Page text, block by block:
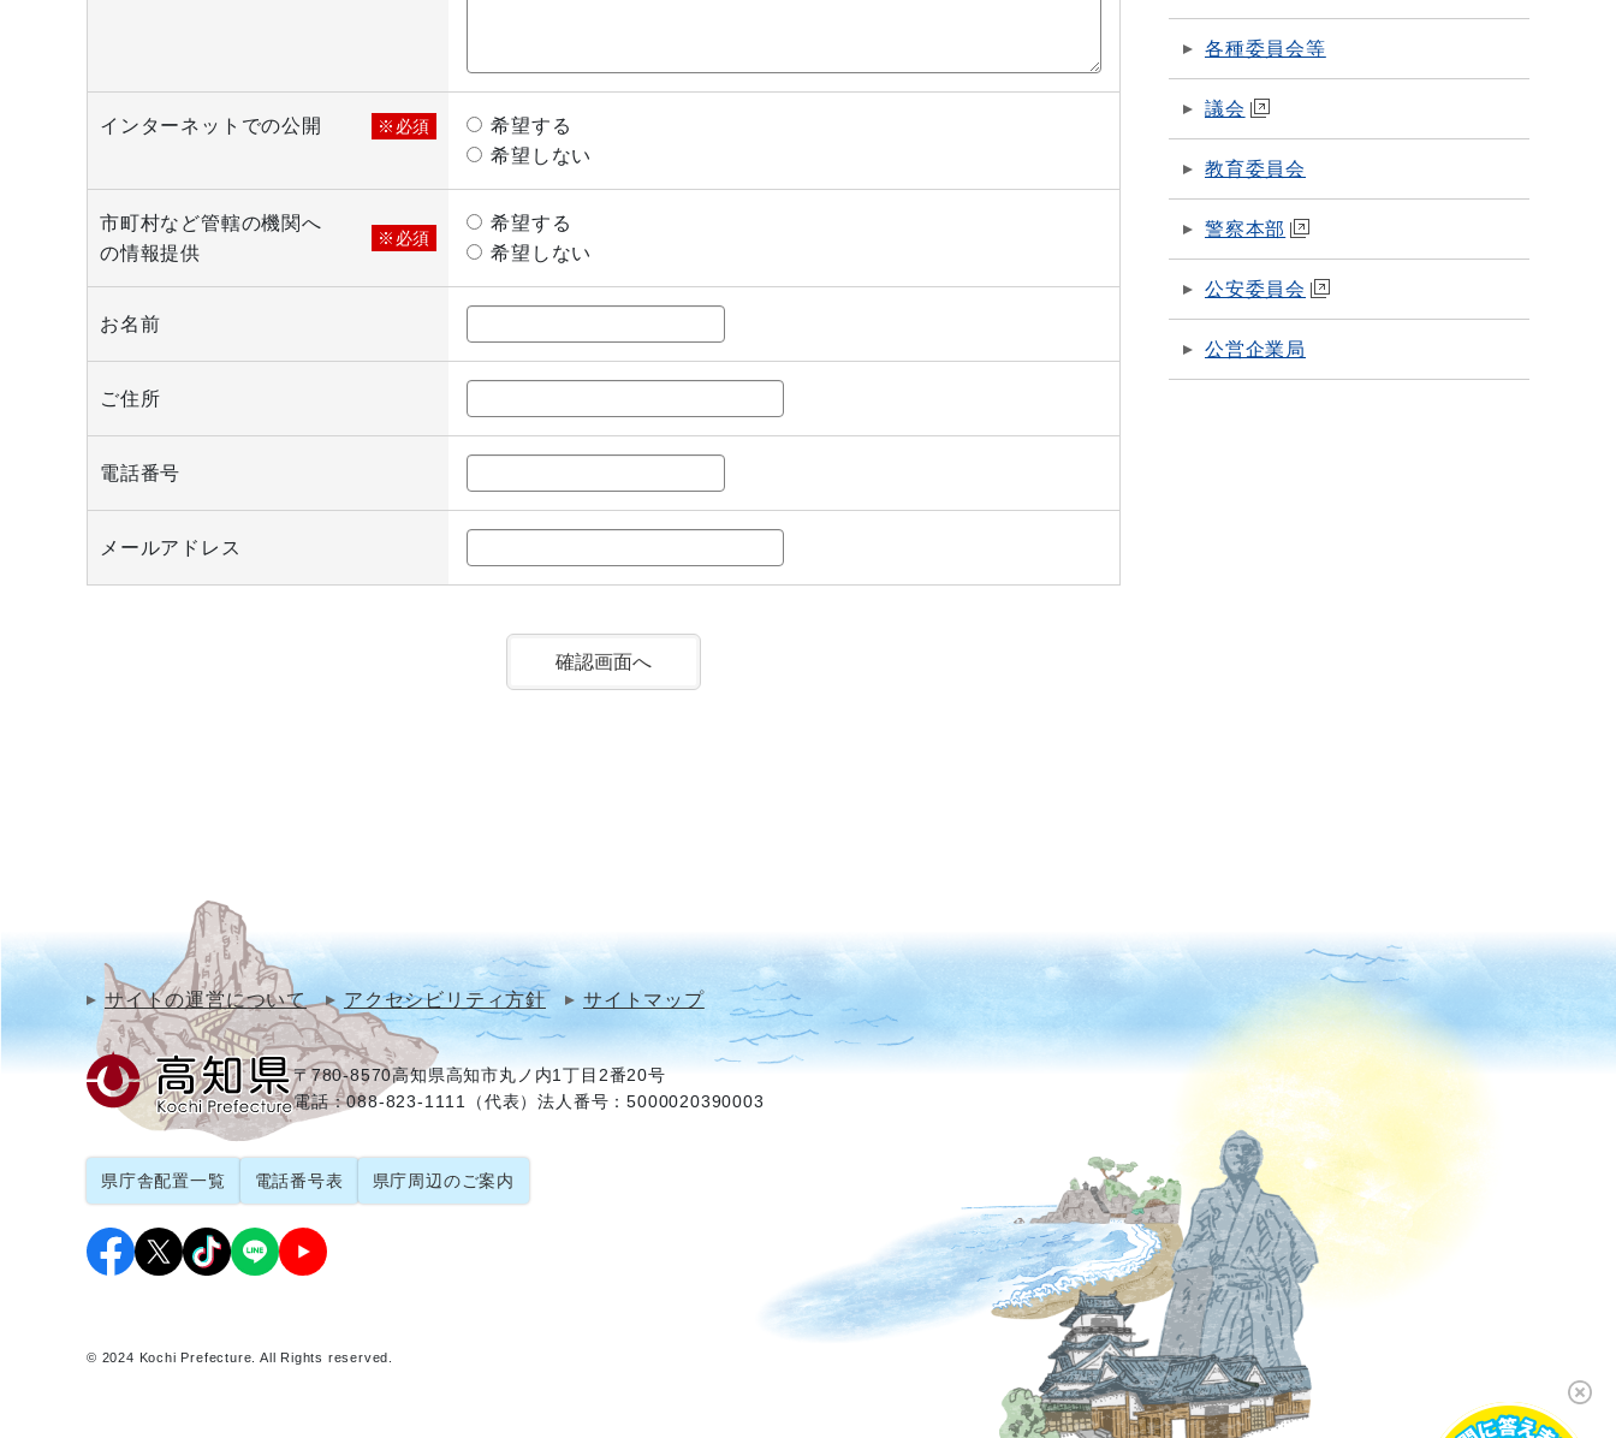
インターネットでの公開 ※必須
希望する
希望しない
市町村など管轄の機関へ
の情報提供
※必須
希望する
希望しない
お名前
ご住所
電話番号
メールアドレス
各種委員会等
議会
教育委員会
警察本部
公安委員会
公営企業局
サイトの運営について アクセシビリティ方針 サイトマップ
〒780-8570高知県高知市丸ノ内1丁目2番20号
電話：088-823-1111（代表）法人番号：5000020390003
県庁舎配置一覧 電話番号表 県庁周辺のご案内
© 2024 Kochi Prefecture. All Rights reserved.